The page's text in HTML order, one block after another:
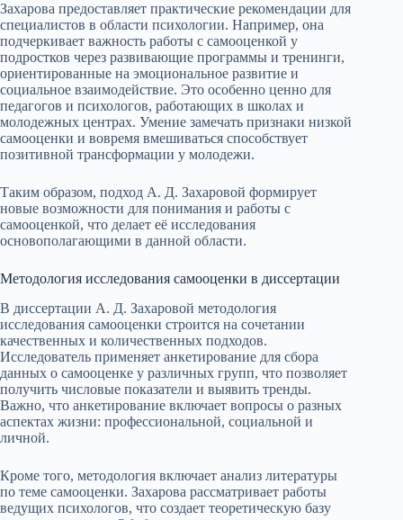
Захарова предоставляет практические рекомендации для
специалистов в области психологии. Например, она
подчеркивает важность работы с самооценкой у
подростков через развивающие программы и тренинги,
ориентированные на эмоциональное развитие и
социальное взаимодействие. Это особенно ценно для
педагогов и психологов, работающих в школах и
молодежных центрах. Умение замечать признаки низкой
самооценки и вовремя вмешиваться способствует
позитивной трансформации у молодежи.
Таким образом, подход А. Д. Захаровой формирует
новые возможности для понимания и работы с
самооценкой, что делает её исследования
основополагающими в данной области.
Методология исследования самооценки в диссертации
В диссертации А. Д. Захаровой методология
исследования самооценки строится на сочетании
качественных и количественных подходов.
Исследователь применяет анкетирование для сбора
данных о самооценке у различных групп, что позволяет
получить числовые показатели и выявить тренды.
Важно, что анкетирование включает вопросы о разных
аспектах жизни: профессиональной, социальной и
личной.
Кроме того, методология включает анализ литературы
по теме самооценки. Захарова рассматривает работы
ведущих психологов, что создает теоретическую базу